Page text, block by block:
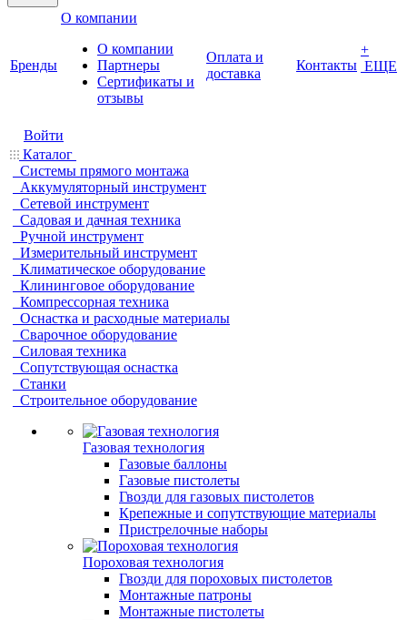
Бренды
О компании
О компании
Партнеры
Cертификаты и
отзывы
Оплата и
доставка
Контакты
+
ЕЩЕ
Войти
Каталог
Системы прямого монтажа
Аккумуляторный инструмент
Сетевой инструмент
Садовая и дачная техника
Ручной инструмент
Измерительный инструмент
Климатическое оборудование
Клининговое оборудование
Компрессорная техника
Оснастка и расходные материалы
Сварочное оборудование
Силовая техника
Сопутствующая оснастка
Станки
Строительное оборудование
Газовая технология
Газовые баллоны
Газовые пистолеты
Гвозди для газовых пистолетов
Крепежные и сопутствующие материалы
Пристрелочные наборы
Пороховая технология
Гвозди для пороховых пистолетов
Монтажные патроны
Монтажные пистолеты